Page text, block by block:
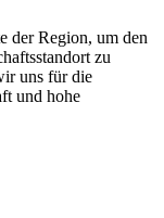
der Region, um den
zu
uns für die
und hohe